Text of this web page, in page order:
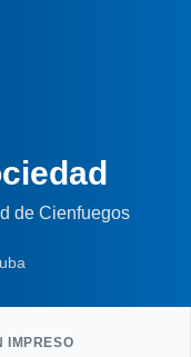
de Cienfuegos
IMPRESO